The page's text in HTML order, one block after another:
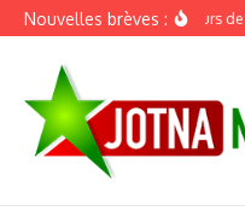
Aller au contenu
Nouvelles brèves :Discours de